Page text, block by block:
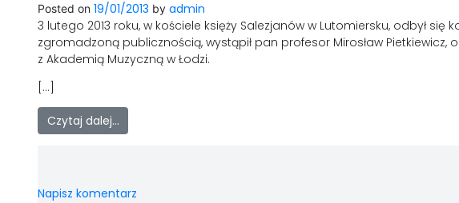
Posted on 19/01/2013 by admin
3 lutego 2013 roku, w kościele księży Salezjanów w Lutomiersku, odbył się
zgromadzoną publicznością, wystąpił pan profesor Mirosław Pietkiewicz,
z Akademią Muzyczną w Łodzi.
[…]
Czytaj dalej…
Napisz komentarz